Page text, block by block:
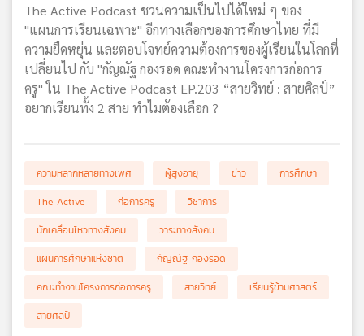
The Active Podcast ชวนความเป็นไปได้ใหม่ ๆ ของ
"แผนการเรียนเฉพาะ" อีกทางเลือกของการศึกษาไทย ที่มี
ความยืดหยุ่น และตอบโจทย์ความต้องการของผู้เรียนในโลกที่
เปลี่ยนไป กับ "กัญณัฐ กองรอด คณะทำงานโครงการก่อการ
ครู" ใน The Active Podcast EP.203 “สายวิทย์ : สายศิลป์”
อยากเรียนทั้ง 2 สาย ทำไมต้องเลือก ?
ความหลากหลายทางเพศ ผู้สูงอายุ ข่าว
การศึกษา
The Active
ก่อการครู
วิชาการ
นักเคลื่อนไหวทางสังคม
วาระทางสังคม
แผนการศึกษาแห่งชาติ
กัญณัฐ กองรอด
คณะทำงานโครงการก่อการครู
สายวิทย์
เรียนรู้ข้ามศาสตร์
สายศิลป์